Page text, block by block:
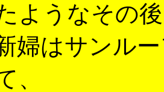
ようなその
婦はサンル
、